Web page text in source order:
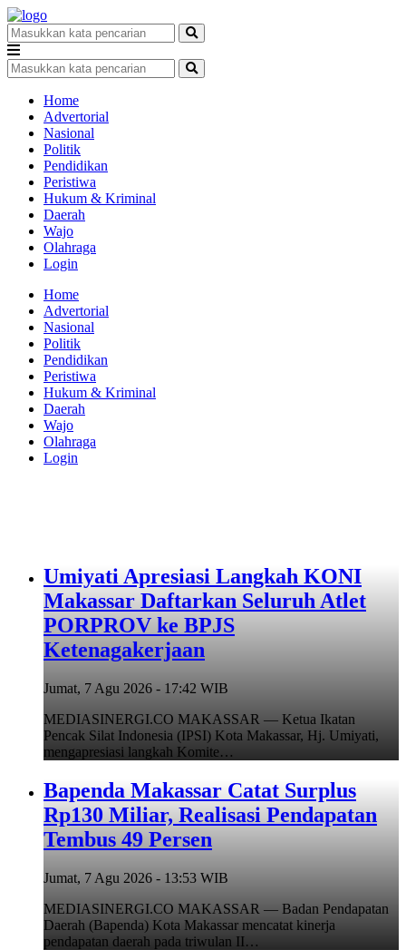
Home
Advertorial
Nasional
Politik
Pendidikan
Peristiwa
Hukum & Kriminal
Daerah
Wajo
Olahraga
Login
Home
Advertorial
Nasional
Politik
Pendidikan
Peristiwa
Hukum & Kriminal
Daerah
Wajo
Olahraga
Login
Umiyati Apresiasi Langkah KONI
Makassar Daftarkan Seluruh Atlet
PORPROV ke BPJS
Ketenagakerjaan
Jumat, 7 Agu 2026 - 17:42 WIB
MEDIASINERGI.CO MAKASSAR — Ketua Ikatan
Pencak Silat Indonesia (IPSI) Kota Makassar, Hj. Umiyati,
mengapresiasi langkah Komite…
Bapenda Makassar Catat Surplus
Rp130 Miliar, Realisasi Pendapatan
Tembus 49 Persen
Jumat, 7 Agu 2026 - 13:53 WIB
MEDIASINERGI.CO MAKASSAR — Badan Pendapatan
Daerah (Bapenda) Kota Makassar mencatat kinerja
pendapatan daerah pada triwulan II…